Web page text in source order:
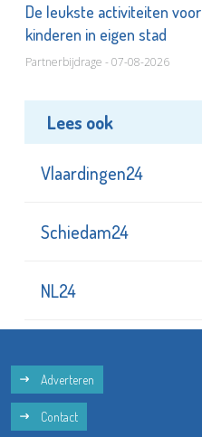
De leukste activiteiten voor
kinderen in eigen stad
Partnerbijdrage - 07-08-2026
Lees ook
Vlaardingen24
Schiedam24
NL24
Adverteren
Contact